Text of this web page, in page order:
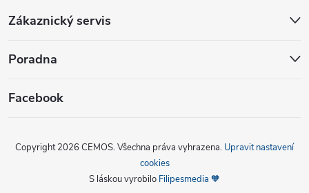
Zákaznický servis
Poradna
Facebook
Copyright 2026 CEMOS. Všechna práva vyhrazena. Upravit nastavení
cookies
S láskou vyrobilo Filipesmedia 🧡